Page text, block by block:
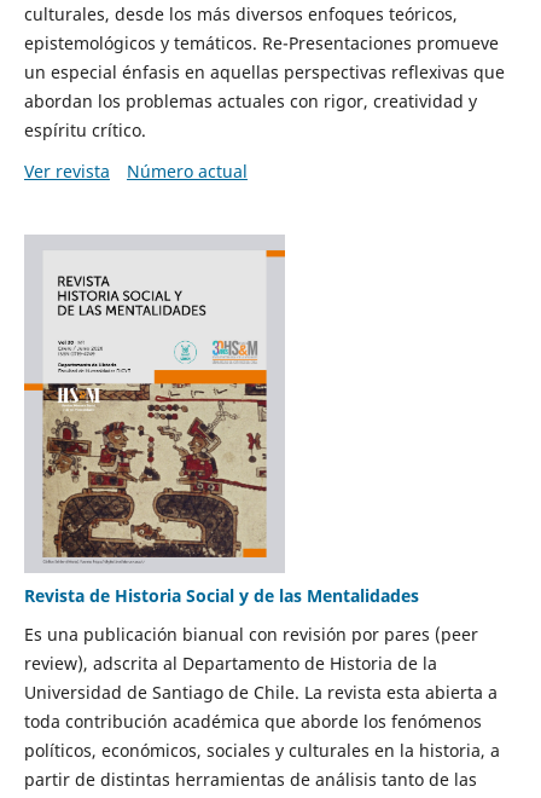
culturales, desde los más diversos enfoques teóricos,
epistemológicos y temáticos. Re-Presentaciones promueve
un especial énfasis en aquellas perspectivas reflexivas que
abordan los problemas actuales con rigor, creatividad y
espíritu crítico.
Ver revista
Número actual
Revista de Historia Social y de las Mentalidades
Es una publicación bianual con revisión por pares (peer
review), adscrita al Departamento de Historia de la
Universidad de Santiago de Chile. La revista esta abierta a
toda contribución académica que aborde los fenómenos
políticos, económicos, sociales y culturales en la historia, a
partir de distintas herramientas de análisis tanto de las